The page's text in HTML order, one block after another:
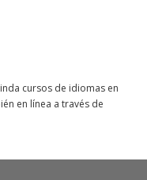
cursos de idiomas en
en línea a través de